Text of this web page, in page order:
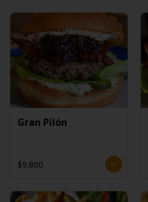
Gran Pilón
$9.800